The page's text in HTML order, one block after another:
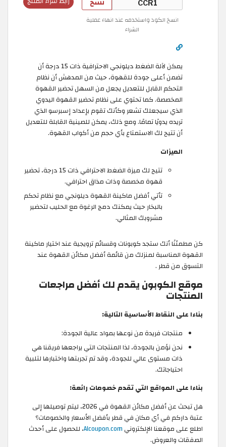
انسخ الكود واستخدمه عند انهاء عملية
الشراء
يمكن لآلة الضغط ديلونجي الاحترافية ذات 15 درجة أن
تضمن أعلى جودة للقهوة، حيث من المدهش أن نظام
التحكم القابل للتعديل يجعل من السهل تحضير القهوة
المخصصة. كما تحتوي على نظام تحضير القهوة اليدوي
الذي سيجعلك تشعر وكأنك تقوم بإعداد إسبرسو الذي
تريده يدويًا تمامًا. ومع ذلك، يمكن للصينية القابلة للتعديل
أن تتيح لك الاستمتاع بأي حجم من أكواب القهوة.
الميزات
تتيح لك ميزة الضغط الاحترافي ذات 15 درجة، تحضير
قهوة مخصصة وذات مذاق احترافي.
تأتي أفضل ماكينة القهوة ديلونجي مع نظام تحكم
بالبخار حيث يمكنك دمج الرغوة مع الحليب لتحضير
مشروبك المثالي.
كن مطمئنًا أنك ستجد كوبونات وقسائم ترويجية عند اختيار ماكينة
القهوة المناسبة لمنزلك من قائمة أفضل مكائن القهوة عند
التسوق من قطر .
موقع الكوبون يقدم لك أفضل مراجعات
المنتجات
بناءا على النقاط الأساسية التالية:
منتجات فريدة من نوعها بمواد عالية الجودة:
نحن نؤمن بالجودة، لذا المنتجات التي يراجعها فريقنا هي
ذات مستوى عالي للجودة، وقد تم تجربتها واختبارها لتلبية
احتياجاتك.
بناءا على المواقع التي تقدم خصومات رائعة:
هل تبحث عن أفضل مكائن القهوة في 2026، ليتم توصيلها إلى
عتبة داركم في أي مكان في قطر بأفضل الأسعار والخصومات؟
اطلع على موقعنا الإلكتروني Alcoupon.com، للحصول على أحدث
الصفقات والعروض.